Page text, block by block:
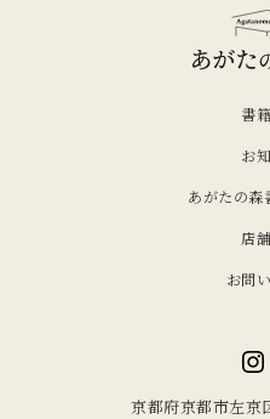
書
お
あがたの森
店
お問
京都府京都市左京